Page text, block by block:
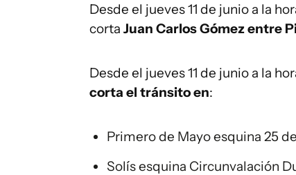
Desde el jueves 11 de junio a la
corta Juan Carlos Gómez entre
Desde el jueves 11 de junio a la
corta el tránsito en:
Primero de Mayo esquina 25
Solís esquina Circunvalación